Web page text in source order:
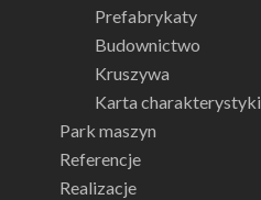
Prefabrykaty
Budownictwo
Kruszywa
Karta charakterystyki
Park maszyn
Referencje
Realizacje